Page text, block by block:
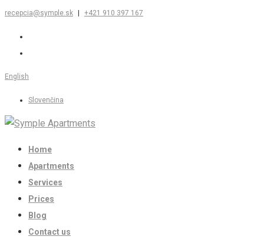
recepcia@symple.sk +421 910 397 167
English
Slovenčina
Home
Apartments
Services
Prices
Blog
Contact us